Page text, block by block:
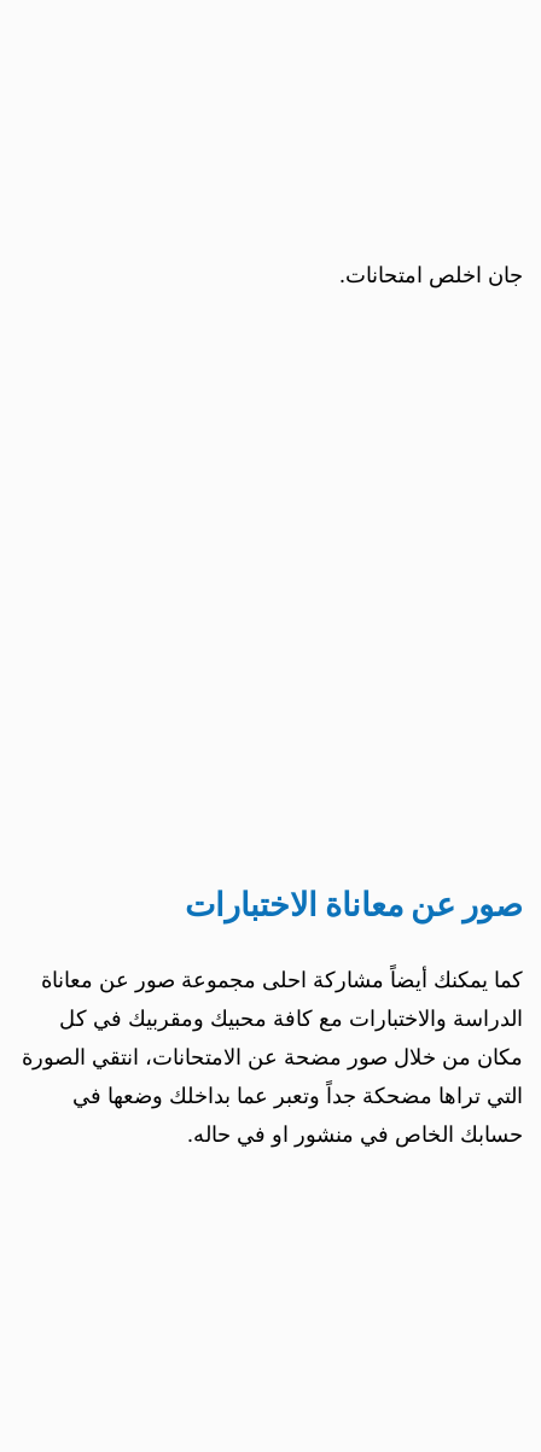
جان اخلص امتحانات.
صور عن معاناة الاختبارات
كما يمكنك أيضاً مشاركة احلى مجموعة صور عن معاناة
الدراسة والاختبارات مع كافة محبيك ومقربيك في كل
مكان من خلال صور مضحة عن الامتحانات، انتقي الصورة
التي تراها مضحكة جداً وتعبر عما بداخلك وضعها في
حسابك الخاص في منشور او في حاله.